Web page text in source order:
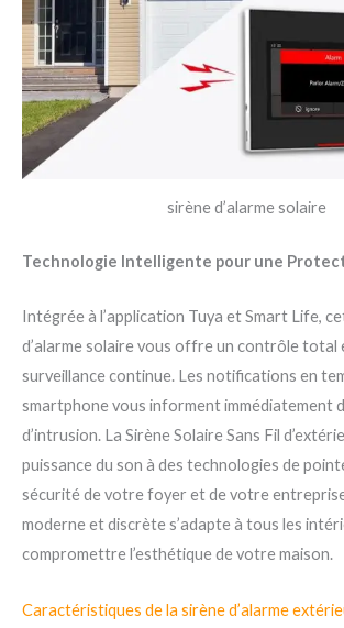
sirène d’alarme solaire
Technologie Intelligente pour une
Intégrée à l’application Tuya et Smart Life,
d’alarme solaire vous offre un contrôle total
surveillance continue. Les notifications en
smartphone vous informent immédiatement
d’intrusion. La Sirène Solaire Sans Fil
puissance du son à des technologies de
sécurité de votre foyer et de votre
moderne et discrète s’adapte à tous les
compromettre l’esthétique de votre maison.
Caractéristiques de la sirène d’alarme